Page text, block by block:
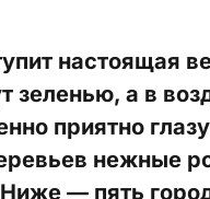
настоящая
зеленью, а в
приятно
нежные
— пять